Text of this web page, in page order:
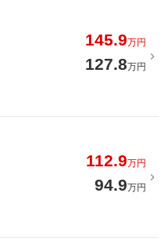
145.9万円
127.8万円
112.9万円
94.9万円